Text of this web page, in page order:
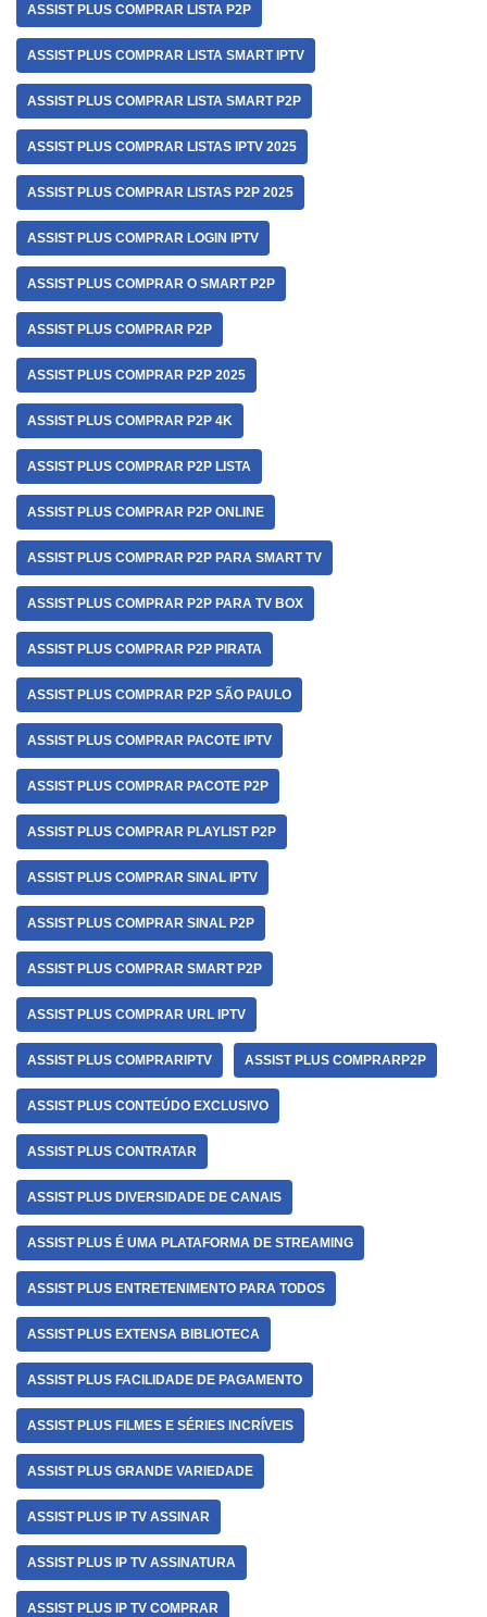
ASSIST PLUS COMPRAR LISTA P2P
ASSIST PLUS COMPRAR LISTA SMART IPTV
ASSIST PLUS COMPRAR LISTA SMART P2P
ASSIST PLUS COMPRAR LISTAS IPTV 2025
ASSIST PLUS COMPRAR LISTAS P2P 2025
ASSIST PLUS COMPRAR LOGIN IPTV
ASSIST PLUS COMPRAR O SMART P2P
ASSIST PLUS COMPRAR P2P
ASSIST PLUS COMPRAR P2P 2025
ASSIST PLUS COMPRAR P2P 4K
ASSIST PLUS COMPRAR P2P LISTA
ASSIST PLUS COMPRAR P2P ONLINE
ASSIST PLUS COMPRAR P2P PARA SMART TV
ASSIST PLUS COMPRAR P2P PARA TV BOX
ASSIST PLUS COMPRAR P2P PIRATA
ASSIST PLUS COMPRAR P2P SÃO PAULO
ASSIST PLUS COMPRAR PACOTE IPTV
ASSIST PLUS COMPRAR PACOTE P2P
ASSIST PLUS COMPRAR PLAYLIST P2P
ASSIST PLUS COMPRAR SINAL IPTV
ASSIST PLUS COMPRAR SINAL P2P
ASSIST PLUS COMPRAR SMART P2P
ASSIST PLUS COMPRAR URL IPTV
ASSIST PLUS COMPRARIPTV ASSIST PLUS COMPRARP2P
ASSIST PLUS CONTEÚDO EXCLUSIVO
ASSIST PLUS CONTRATAR
ASSIST PLUS DIVERSIDADE DE CANAIS
ASSIST PLUS É UMA PLATAFORMA DE STREAMING
ASSIST PLUS ENTRETENIMENTO PARA TODOS
ASSIST PLUS EXTENSA BIBLIOTECA
ASSIST PLUS FACILIDADE DE PAGAMENTO
ASSIST PLUS FILMES E SÉRIES INCRÍVEIS
ASSIST PLUS GRANDE VARIEDADE
ASSIST PLUS IP TV ASSINAR
ASSIST PLUS IP TV ASSINATURA
ASSIST PLUS IP TV COMPRAR